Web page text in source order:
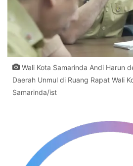
Wali Kota Samarinda Andi Harun
Daerah Unmul di Ruang Rapat Wali
Samarinda/ist